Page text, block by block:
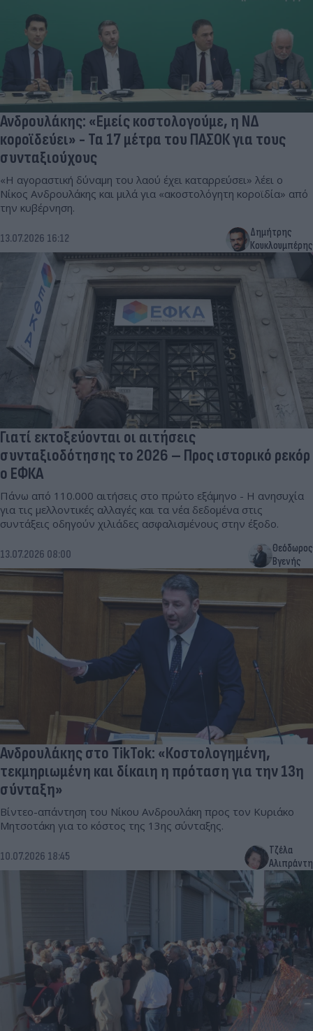
Ανδρουλάκης: «Εμείς κοστολογούμε, η ΝΔ
κοροϊδεύει» - Τα 17 μέτρα του ΠΑΣΟΚ για τους
συνταξιούχους
«Η αγοραστική δύναμη του λαού έχει καταρρεύσει» λέει ο
Νίκος Ανδρουλάκης και μιλά για «ακοστολόγητη κοροϊδία» από
την κυβέρνηση.
13.07.2026 16:12
Δημήτρης
Κουκλουμπέρης
Γιατί εκτοξεύονται οι αιτήσεις
συνταξιοδότησης το 2026 – Προς ιστορικό ρεκόρ
ο ΕΦΚΑ
Πάνω από 110.000 αιτήσεις στο πρώτο εξάμηνο - Η ανησυχία
για τις μελλοντικές αλλαγές και τα νέα δεδομένα στις
συντάξεις οδηγούν χιλιάδες ασφαλισμένους στην έξοδο.
13.07.2026 08:00
Θεόδωρος
Βγενής
Ανδρουλάκης στο TikTok: «Κοστολογημένη,
τεκμηριωμένη και δίκαιη η πρόταση για την 13η
σύνταξη»
Βίντεο-απάντηση του Νίκου Ανδρουλάκη προς τον Κυριάκο
Μητσοτάκη για το κόστος της 13ης σύνταξης.
10.07.2026 18:45
Τζέλα
Αλιπράντη